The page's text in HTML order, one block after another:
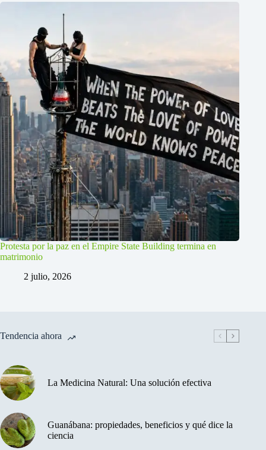
Protesta por la paz en el Empire State Building termina en
matrimonio
2 julio, 2026
Tendencia ahora
La Medicina Natural: Una solución efectiva
Guanábana: propiedades, beneficios y qué dice la
ciencia